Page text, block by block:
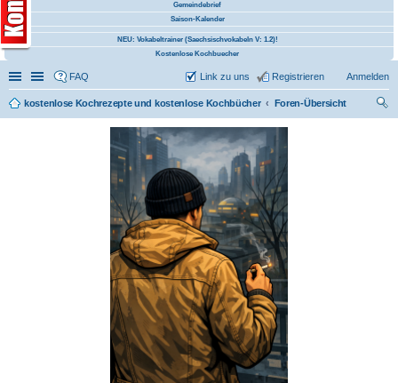
Gemeindebrief
Saison-Kalender
NEU: Vokabeltrainer (Saechsischvokabeln V: 1.2)!
Kostenlose Kochbuecher
Schnellzugriff
Linkliste
FAQ Anmelden
Registrieren
Link zu uns
kostenlose Kochrezepte und kostenlose Kochbücher
Foren-Übersicht